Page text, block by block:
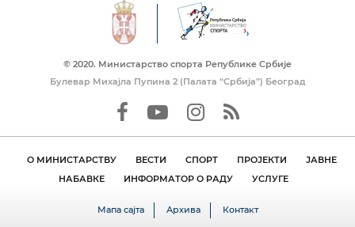
© 2020. Mинистарство спорта Републике Србије
Булевар Михајла Пупина 2 (Палата “Србија”) Београд
О МИНИСТАРСТВУ ВЕСТИ СПОРТ ПРОЈЕКТИ
ЈАВНЕ
НАБАВКЕ
ИНФОРМАТОР О РАДУ УСЛУГЕ
Мапа сајта Архива Контакт